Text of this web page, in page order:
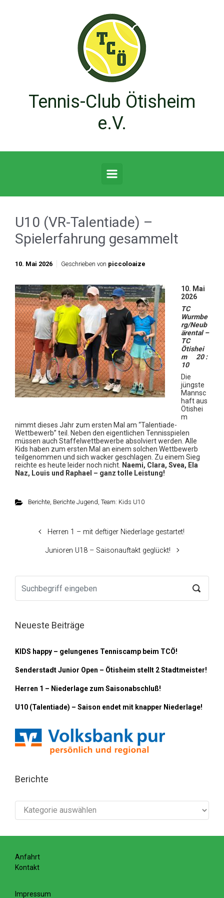
Tennis-Club Ötisheim
e.V.
U10 (VR-Talentiade) –
Spielerfahrung gesammelt
10. Mai 2026 Geschrieben von piccoloaize
10. Mai
2026
TC
Wurmbe
rg/Neub
ärental –
TC
Ötishei
m 20 :
10
Die
jüngste
Mannsc
haft aus
Ötishei
m
nimmt dieses Jahr zum ersten Mal am “Talentiade-
Wettbewerb” teil. Neben den eigentlichen Tennisspielen
müssen auch Staffelwettbewerbe absolviert werden. Alle
Kids haben zum ersten Mal an einem solchen Wettbewerb
teilgenommen und sich wacker geschlagen. Zu einem Sieg
reichte es heute leider noch nicht. Naemi, Clara, Svea, Ela
Naz, Louis und Raphael – ganz tolle Leistung!
Berichte, Berichte Jugend, Team: Kids U10
Herren 1 – mit deftiger Niederlage gestartet!
Junioren U18 – Saisonauftakt geglückt!
Neueste Beiträge
KIDS happy – gelungenes Tenniscamp beim TCÖ!
Senderstadt Junior Open – Ötisheim stellt 2 Stadtmeister!
Herren 1 – Niederlage zum Saisonabschluß!
U10 (Talentiade) – Saison endet mit knapper Niederlage!
Berichte
Berichte
Anfahrt
Kontakt
Impressum